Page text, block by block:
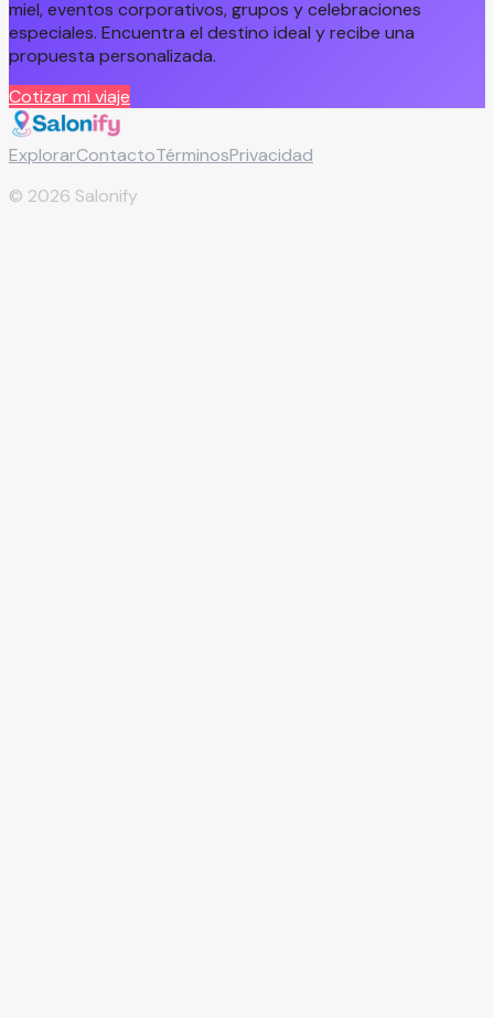
miel, eventos corporativos, grupos y celebraciones
especiales. Encuentra el destino ideal y recibe una
propuesta personalizada.
Cotizar mi viaje
ExplorarContactoTérminosPrivacidad
© 2026 Salonify